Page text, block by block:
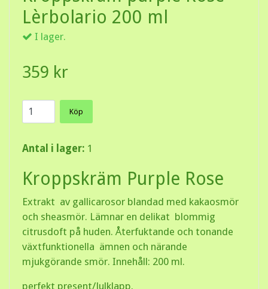
Lèrbolario 200 ml
I lager.
359 kr
Köp
Antal i lager: 1
Kroppskräm Purple Rose
Extrakt av gallicarosor blandad med kakaosmör
och sheasmör. Lämnar en delikat blommig
citrusdoft på huden. Återfuktande och tonande
växtfunktionella ämnen och närande
mjukgörande smör. Innehåll: 200 ml.
perfekt present/Julklapp.